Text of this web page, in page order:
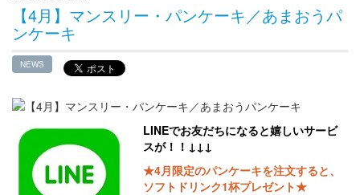
【4月】マンスリー・パンケーキ／あまおうパ
ンケーキ
NEWS
LINEでお友だちになると嬉しいサービ
スが！！ ↓↓↓
★4月限定のパンケーキを注文すると、
ソフトドリンク1杯プレゼント★